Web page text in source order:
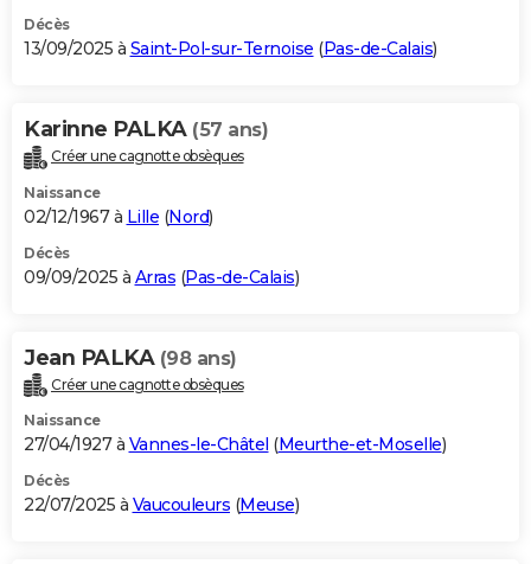
Décès
13/09/2025 à Saint-Pol-sur-Ternoise (Pas-de-Calais)
Karinne PALKA (57 ans)
Créer une cagnotte obsèques
Naissance
02/12/1967 à Lille (Nord)
Décès
09/09/2025 à Arras (Pas-de-Calais)
Jean PALKA (98 ans)
Créer une cagnotte obsèques
Naissance
27/04/1927 à Vannes-le-Châtel (Meurthe-et-Moselle)
Décès
22/07/2025 à Vaucouleurs (Meuse)